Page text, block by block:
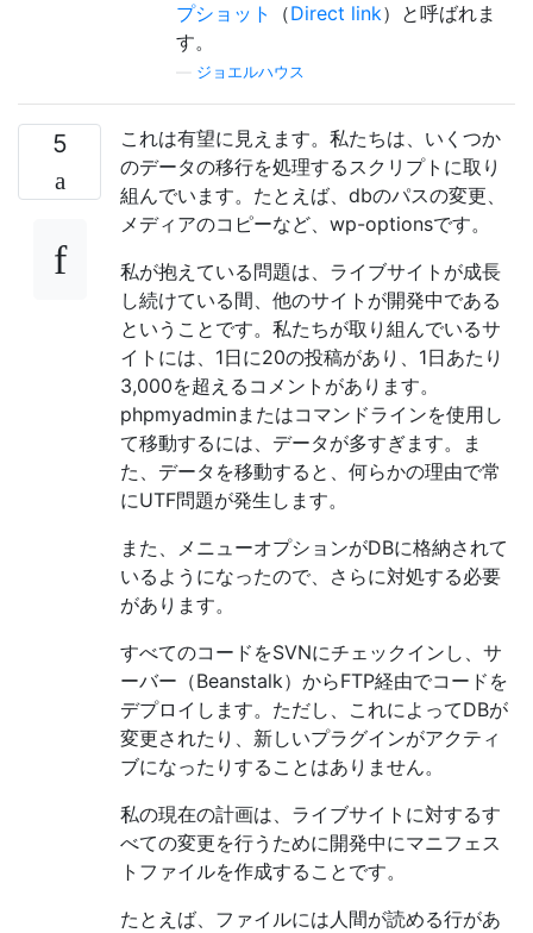
プショット
（Direct link）と呼ばれま
す。
ジョエルハウス
5
これは有望に見えます。私たちは、いくつか
のデータの移行を処理するスクリプトに取り
組んでいます。たとえば、dbのパスの変更、
メディアのコピーなど、wp-optionsです。
私が抱えている問題は、ライブサイトが成長
し続けている間、他のサイトが開発中である
ということです。私たちが取り組んでいるサ
イトには、1日に20の投稿があり、1日あたり
3,000を超えるコメントがあります。
phpmyadminまたはコマンドラインを使用し
て移動するには、データが多すぎます。ま
た、データを移動すると、何らかの理由で常
にUTF問題が発生します。
また、メニューオプションがDBに格納されて
いるようになったので、さらに対処する必要
があります。
すべてのコードをSVNにチェックインし、サ
ーバー（Beanstalk）からFTP経由でコードを
デプロイします。ただし、これによってDBが
変更されたり、新しいプラグインがアクティ
ブになったりすることはありません。
私の現在の計画は、ライブサイトに対するす
べての変更を行うために開発中にマニフェス
トファイルを作成することです。
たとえば、ファイルには人間が読める行があ